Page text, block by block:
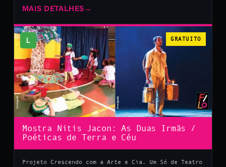
MAIS DETALHES →
L GRATUITO
Mostra Nitis Jacon: As Duas Irmãs /
Poéticas de Terra e Céu
Projeto Crescendo com a Arte e Cia. Um Só de Teatro